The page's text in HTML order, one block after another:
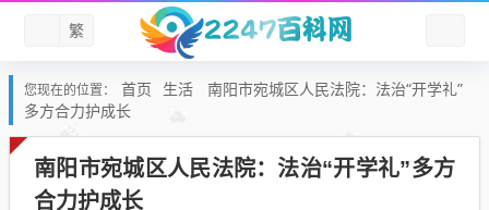
繁
您现在的位置： 首页 生活
南阳市宛城区人民法院：法治“开学礼”
多方合力护成长
南阳市宛城区人民法院：法治“开学礼”多方
合力护成长